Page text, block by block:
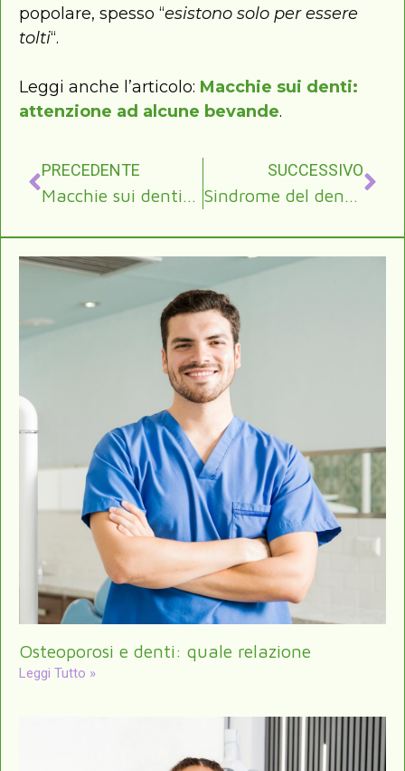
popolare, spesso “esistono solo per essere
tolti“.
Leggi anche l’articolo: Macchie sui denti:
attenzione ad alcune bevande.
PRECEDENTE
Macchie sui denti: attenzione ad alcune bevande
SUCCESSIVO
Sindrome del dente incrinato: cause, sintomi e terapia
Osteoporosi e denti: quale relazione
Leggi Tutto »